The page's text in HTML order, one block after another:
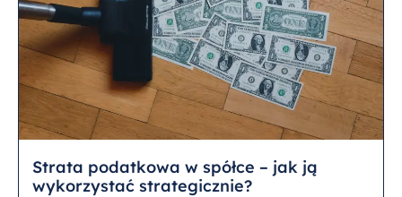
Strata podatkowa w spółce – jak ją
wykorzystać strategicznie?